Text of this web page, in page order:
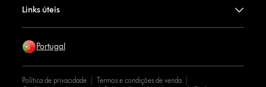
Links úteis
Portugal
Política de privacidade
Termos e condições de venda